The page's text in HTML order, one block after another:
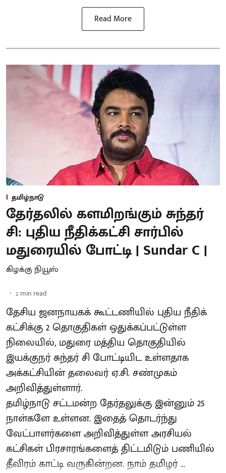
Read More
தமிழ்நாடு
தேர்தலில் களமிறங்கும் சுந்தர்
சி: புதிய நீதிக்கட்சி சார்பில்
மதுரையில் போட்டி | Sundar C |
கிழக்கு நியூஸ்
2 min read
தேசிய ஜனநாயகக் கூட்டணியில் புதிய நீதிக்
கட்சிக்கு 2 தொகுதிகள் ஒதுக்கப்பட்டுள்ள
நிலையில், மதுரை மத்திய தொகுதியில்
இயக்குநர் சுந்தர் சி போட்டியிட உள்ளதாக
அக்கட்சியின் தலைவர் ஏ.சி. சண்முகம்
அறிவித்துள்ளார்.
தமிழ்நாடு சட்டமன்ற தேர்தலுக்கு இன்னும் 25
நாள்களே உள்ளன. இதைத் தொடர்ந்து
வேட்பாளர்களை அறிவித்துள்ள அரசியல்
கட்சிகள் பிரசாரங்களைத் திட்டமிடும் பணியில்
தீவிரம் காட்டி வருகின்றன. நாம் தமிழர் ...